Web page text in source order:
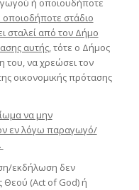
ή οποιουδήποτε
οποιοδήποτε στάδιο
σταλεί από τον Δήμο
αυτής, τότε ο Δήμος
του, να χρεώσει τον
οικονομικής πρότασης
να μην
εν λόγω παραγωγό/
εκδήλωση δεν
Θεού (Act of God) ή